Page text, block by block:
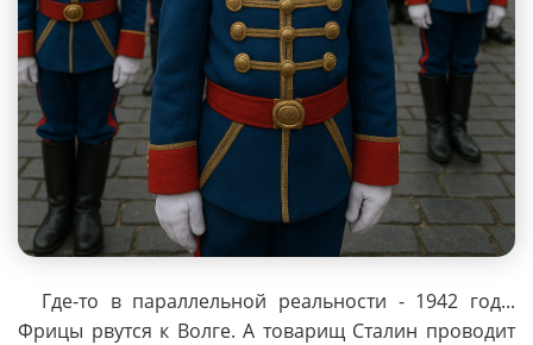
Где-то в параллельной реальности - 1942 год...
Фрицы рвутся к Волге. А товарищ Сталин проводит